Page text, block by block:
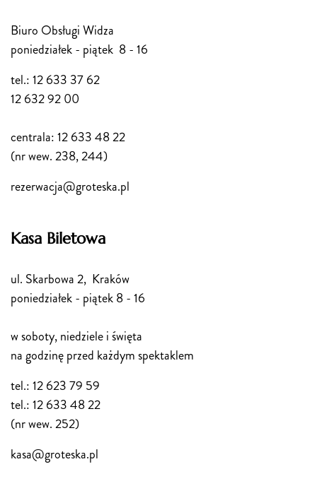
Biuro Obsługi Widza
poniedziałek - piątek 8 - 16
tel.: 12 633 37 62
12 632 92 00
centrala: 12 633 48 22
(nr wew. 238, 244)
rezerwacja@groteska.pl
Kasa Biletowa
ul. Skarbowa 2, Kraków
poniedziałek - piątek 8 - 16
w soboty, niedziele i święta
na godzinę przed każdym spektaklem
tel.: 12 623 79 59
tel.: 12 633 48 22
(nr wew. 252)
kasa@groteska.pl